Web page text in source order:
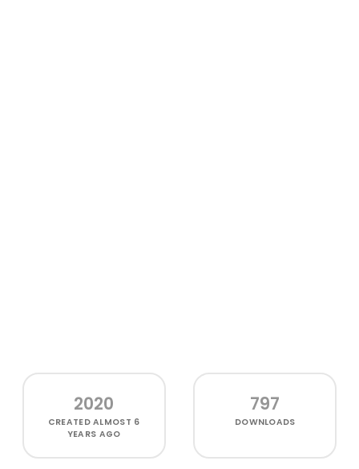
2020
CREATEDALMOST 6
YEARS AGO
797
DOWNLOADS